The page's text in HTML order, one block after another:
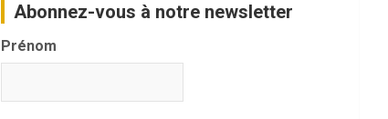
Abonnez-vous à notre newsletter
Prénom